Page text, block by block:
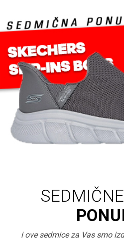
SEDMIČNE
i ove sedmice za Vas smo